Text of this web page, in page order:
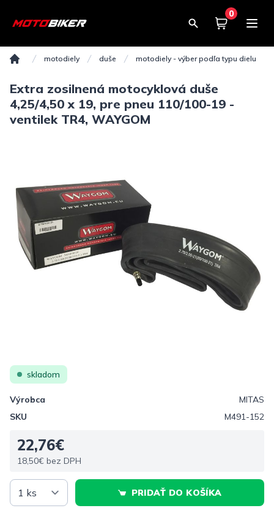
0
Košík 0,00€
motodiely duše motodiely - výber podľa typu dielu
Extra zosilnená motocyklová duše
4,25/4,50 x 19, pre pneu 110/100-19 -
ventilek TR4, WAYGOM
skladom
Výrobca
MITAS
SKU
M491-152
22,76€
18,50€ bez DPH
PRIDAŤ DO KOŠÍKA